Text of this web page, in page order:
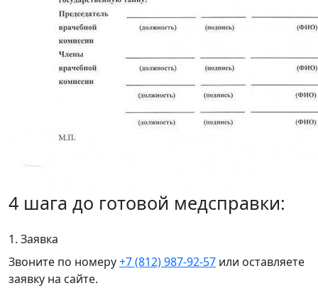
4 шага до готовой медсправки:
1. Заявка
Звоните по номеру+7 (812) 987-92-57 или оставляете
заявку на сайте.